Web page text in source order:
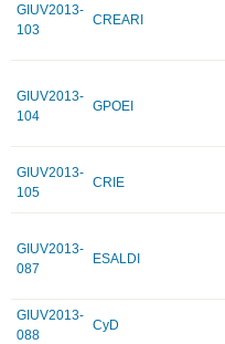
GIUV2013-
103
CREARI
GIUV2013-
104
GPOEI
GIUV2013-
105
CRIE
GIUV2013-
087
ESALDI
GIUV2013-
088
CyD